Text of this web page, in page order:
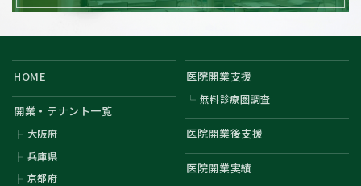
HOME
開業・テナント一覧
大阪府
兵庫県
京都府
医院開業支援
無料診療圏調査
医院開業後支援
医院開業実績